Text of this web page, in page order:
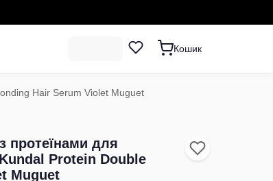
Кошик
Hair Serum Violet Muguet
протеїнами для
Protein Double
Muguet